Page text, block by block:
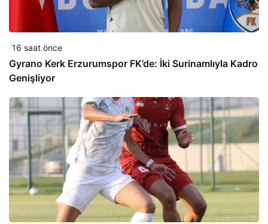
16 saat önce
Gyrano Kerk Erzurumspor FK’de: İki Surinamlıyla Kadro
Genişliyor